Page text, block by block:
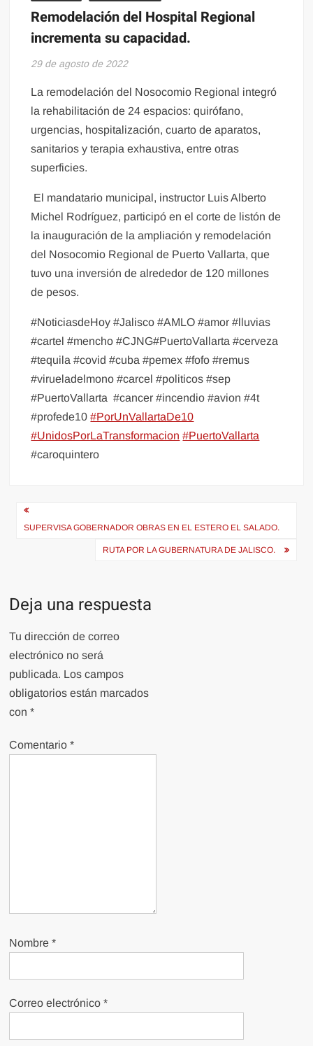
Remodelación del Hospital Regional
incrementa su capacidad.
29 de agosto de 2022
La remodelación del Nosocomio Regional integró
la rehabilitación de 24 espacios: quirófano,
urgencias, hospitalización, cuarto de aparatos,
sanitarios y terapia exhaustiva, entre otras
superficies.
El mandatario municipal, instructor Luis Alberto
Michel Rodríguez, participó en el corte de listón de
la inauguración de la ampliación y remodelación
del Nosocomio Regional de Puerto Vallarta, que
tuvo una inversión de alrededor de 120 millones
de pesos.
#NoticiasdeHoy #Jalisco #AMLO #amor #lluvias
#cartel #mencho #CJNG#PuertoVallarta #cerveza
#tequila #covid #cuba #pemex #fofo #remus
#virueladelmono #carcel #politicos #sep
#PuertoVallarta #cancer #incendio #avion #4t
#profede10#PorUnVallartaDe10
#UnidosPorLaTransformacion #PuertoVallarta
#caroquintero
Navegación
de
SUPERVISA GOBERNADOR OBRAS EN EL ESTERO EL SALADO.
RUTA POR LA GUBERNATURA DE JALISCO.
Deja una respuesta
Tu dirección de correo
electrónico no será
publicada. Los campos
obligatorios están marcados
con*
Comentario*
Nombre*
Correo electrónico*